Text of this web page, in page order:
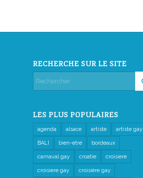
RECHERCHE SUR LE SITE
LES PLUS POPULAIRES
agenda alsace artiste artiste gay
BALI bien-etre bordeaux
carnaval gay croatie croisiere
croisiere gay croisière gay